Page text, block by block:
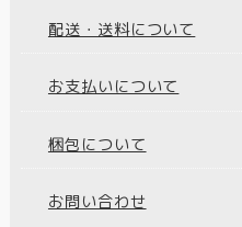
配送・送料について
お支払いについて
梱包について
お問い合わせ